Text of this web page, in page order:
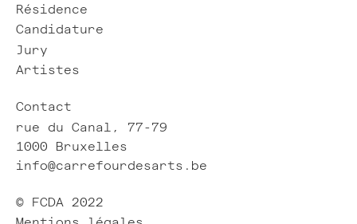
Résidence
Candidature
Jury
Artistes
Contact
rue du Canal, 77-79
1000 Bruxelles
info@carrefourdesarts.be
© FCDA 2022